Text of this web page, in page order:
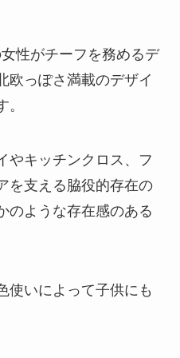
性がチーフを務めるデ
欧っぽさ満載のデザイ
やキッチンクロス、フ
を支える脇役的存在の
のような存在感のある
使いによって子供にも